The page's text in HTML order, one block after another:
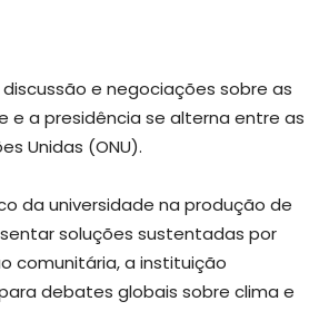
e negociações sobre as
e a presidência se alterna entre as
Unidas (ONU).
da universidade na produção de
soluções sustentadas por
comunitária, a instituição
debates globais sobre clima e